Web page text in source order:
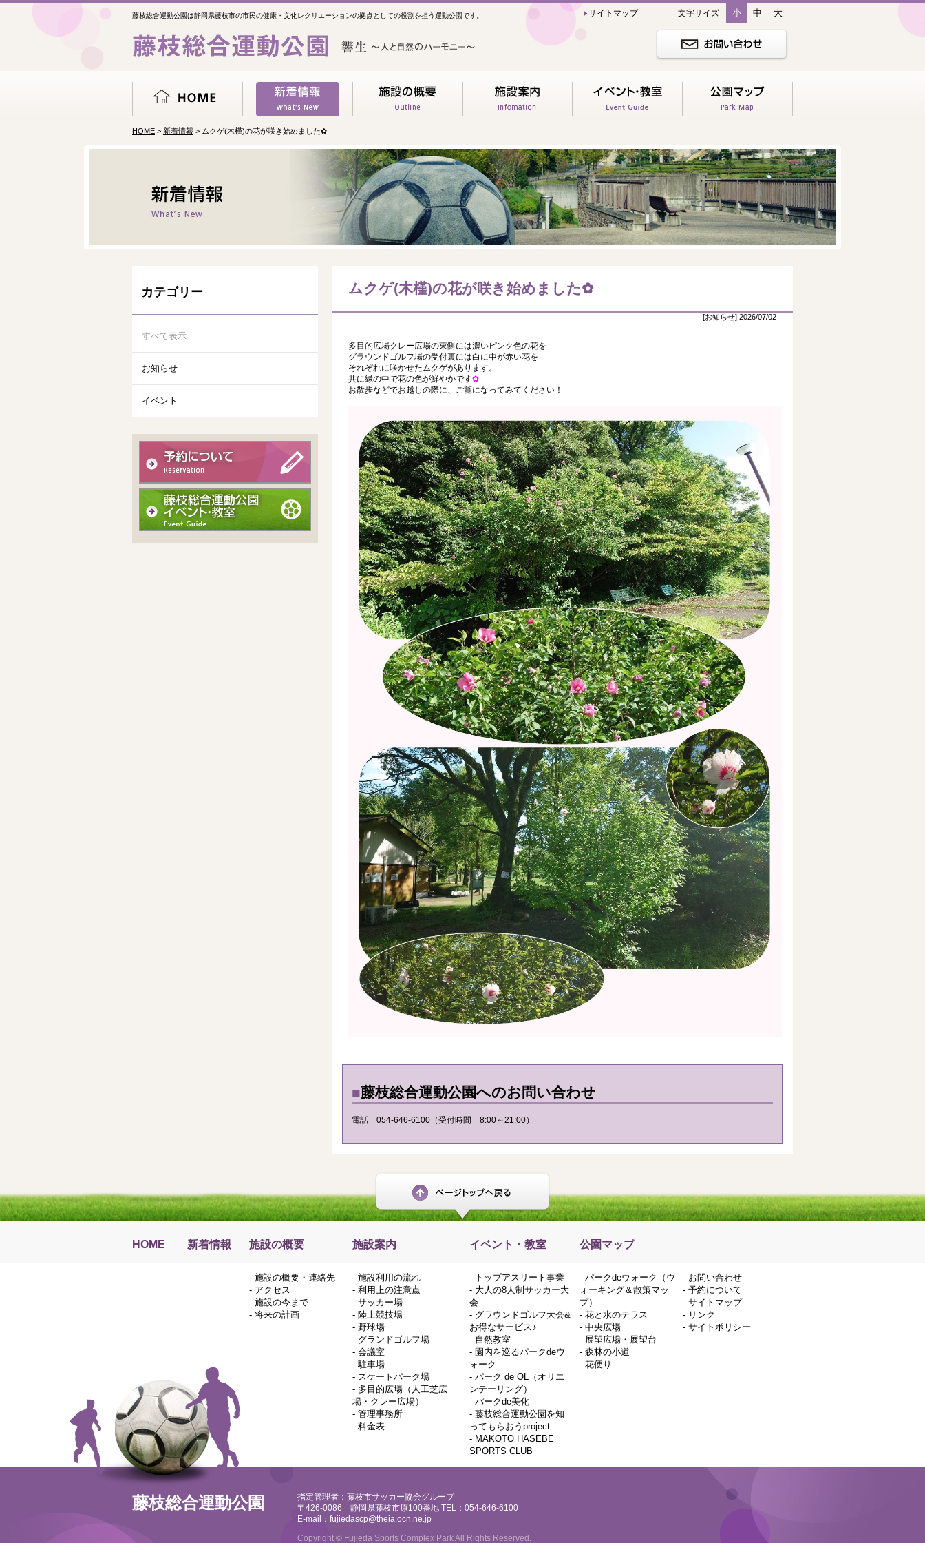
藤枝総合運動公園は静岡県藤枝市の市民の健康・文化レクリエーションの拠点としての役割を担う運動公園です。 文字サイズ 小 中 大
サイトマップ
HOME > 新着情報 > ムクゲ(木槿)の花が咲き始めました✿
ムクゲ(木槿)の花が咲き始めました✿
[お知らせ] 2026/07/02
多目的広場クレー広場の東側には濃いピンク色の花を
グラウンドゴルフ場の受付裏には白に中が赤い花を
それぞれに咲かせたムクゲがあります。
共に緑の中で花の色が鮮やかです✿
お散歩などでお越しの際に、ご覧になってみてください！
■藤枝総合運動公園へのお問い合わせ
電話 054-646-6100（受付時間 8:00～21:00）
カテゴリー
すべて表示
お知らせ
イベント
HOME 新着情報 施設の概要 施設案内 イベント・教室 公園マップ
- 施設の概要・連絡先
- アクセス
- 施設の今まで
- 将来の計画
- 施設利用の流れ
- 利用上の注意点
- サッカー場
- 陸上競技場
- 野球場
- グランドゴルフ場
- 会議室
-駐車場
- スケートパーク場
- 多目的広場（人工芝広
場・クレー広場）
- 管理事務所
- 料金表
- トップアスリート事業
- 大人の8人制サッカー大
会
- グラウンドゴルフ大会&
お得なサービス♪
- 自然教室
- 園内を巡るパークdeウ
ォーク
- パーク de OL（オリエ
ンテーリング）
- パークde美化
- 藤枝総合運動公園を知
ってもらおうproject
- MAKOTO HASEBE
SPORTS CLUB
- パークdeウォーク（ウ
ォーキング＆散策マッ
プ）
- 花と水のテラス
- 中央広場
- 展望広場・展望台
- 森林の小道
- 花便り
- お問い合わせ
- 予約について
- サイトマップ
- リンク
- サイトポリシー
藤枝総合運動公園
指定管理者：藤枝市サッカー協会グループ
〒426-0086 静岡県藤枝市原100番地 TEL：054-646-6100
E-mail： fujiedascp@theia.ocn.ne.jp
Copyright © Fujieda Sports Complex Park All Rights Reserved.